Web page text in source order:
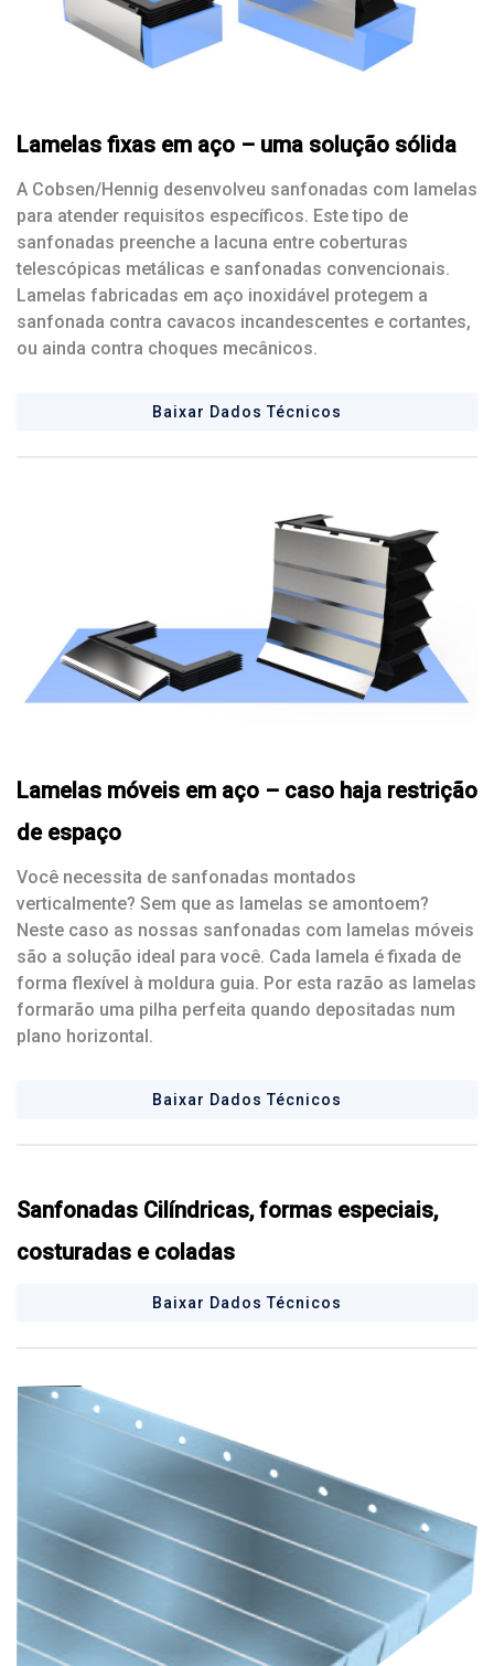
Lamelas fixas em aço – uma solução sólida
A Cobsen/Hennig desenvolveu sanfonadas com lamelas
para atender requisitos específicos. Este tipo de
sanfonadas preenche a lacuna entre coberturas
telescópicas metálicas e sanfonadas convencionais.
Lamelas fabricadas em aço inoxidável protegem a
sanfonada contra cavacos incandescentes e cortantes,
ou ainda contra choques mecânicos.
Baixar Dados Técnicos
Lamelas móveis em aço – caso haja restrição
de espaço
Você necessita de sanfonadas montados
verticalmente? Sem que as lamelas se amontoem?
Neste caso as nossas sanfonadas com lamelas móveis
são a solução ideal para você. Cada lamela é fixada de
forma flexível à moldura guia. Por esta razão as lamelas
formarão uma pilha perfeita quando depositadas num
plano horizontal.
Baixar Dados Técnicos
Sanfonadas Cilíndricas, formas especiais,
costuradas e coladas
Baixar Dados Técnicos